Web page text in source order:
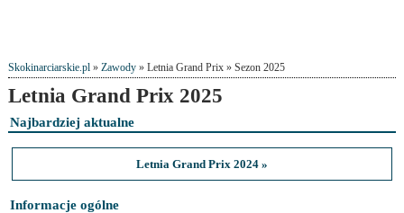
Skokinarciarskie.pl» Zawody» Letnia Grand Prix » Sezon 2025
Letnia Grand Prix 2025
Najbardziej aktualne
Letnia Grand Prix 2024 »
Informacje ogólne